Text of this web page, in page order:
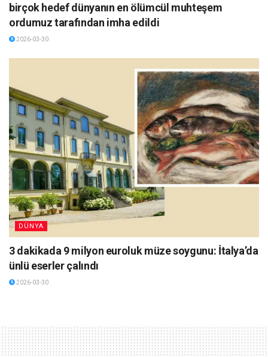
birçok hedef dünyanın en ölümcül muhteşem
ordumuz tarafından imha edildi
2026-03-30
DÜNYA
3 dakikada 9 milyon euroluk müze soygunu: İtalya’da
ünlü eserler çalındı
2026-03-30